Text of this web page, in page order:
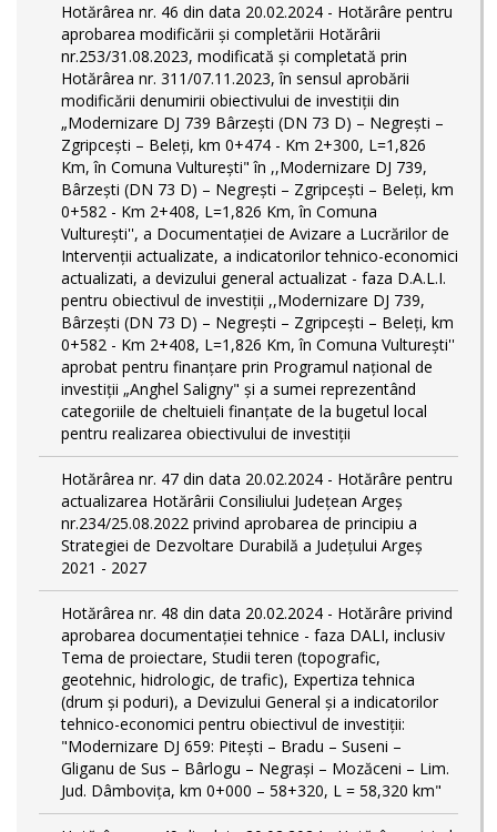
Hotărârea nr. 46 din data 20.02.2024 - Hotărâre pentru
aprobarea modificării şi completării Hotărârii
nr.253/31.08.2023, modificată și completată prin
Hotărârea nr. 311/07.11.2023, în sensul aprobării
modificării denumirii obiectivului de investiții din
„Modernizare DJ 739 Bârzeşti (DN 73 D) – Negrești –
Zgripcești – Beleți, km 0+474 - Km 2+300, L=1,826
Km, în Comuna Vulturești" în ,,Modernizare DJ 739,
Bârzeşti (DN 73 D) – Negrești – Zgripcești – Beleți, km
0+582 - Km 2+408, L=1,826 Km, în Comuna
Vulturești'', a Documentației de Avizare a Lucrărilor de
Intervenții actualizate, a indicatorilor tehnico-economici
actualizati, a devizului general actualizat - faza D.A.L.I.
pentru obiectivul de investiţii ,,Modernizare DJ 739,
Bârzeşti (DN 73 D) – Negrești – Zgripcești – Beleți, km
0+582 - Km 2+408, L=1,826 Km, în Comuna Vulturești''
aprobat pentru finanțare prin Programul național de
investiții „Anghel Saligny" și a sumei reprezentând
categoriile de cheltuieli finanțate de la bugetul local
pentru realizarea obiectivului de investiții
Hotărârea nr. 47 din data 20.02.2024 - Hotărâre pentru
actualizarea Hotărârii Consiliului Județean Argeș
nr.234/25.08.2022 privind aprobarea de principiu a
Strategiei de Dezvoltare Durabilă a Județului Argeș
2021 - 2027
Hotărârea nr. 48 din data 20.02.2024 - Hotărâre privind
aprobarea documentației tehnice - faza DALI, inclusiv
Tema de proiectare, Studii teren (topografic,
geotehnic, hidrologic, de trafic), Expertiza tehnica
(drum și poduri), a Devizului General și a indicatorilor
tehnico-economici pentru obiectivul de investiții:
"Modernizare DJ 659: Pitești – Bradu – Suseni –
Gliganu de Sus – Bârlogu – Negrași – Mozăceni – Lim.
Jud. Dâmboviţa, km 0+000 – 58+320, L = 58,320 km"